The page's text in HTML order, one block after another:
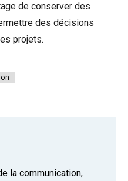
de conserver des
des décisions
projets.
la communication,